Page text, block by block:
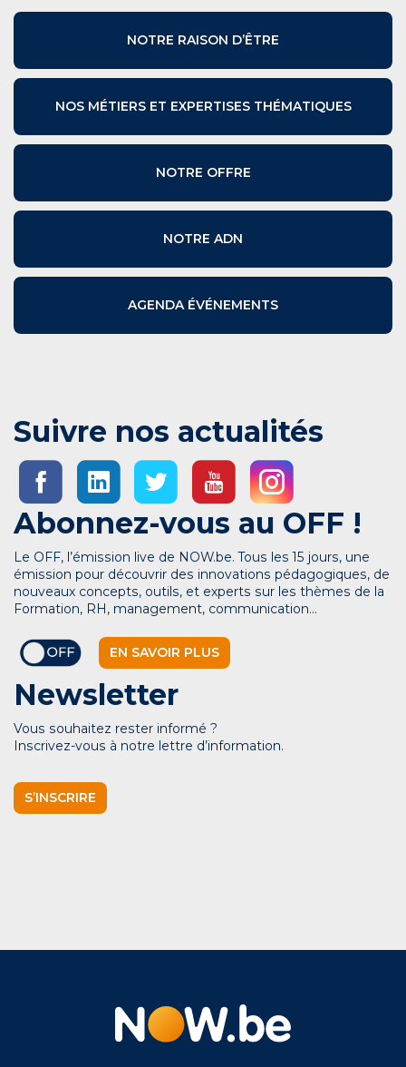
NOTRE RAISON D’ÊTRE
NOS MÉTIERS ET EXPERTISES THÉMATIQUES
NOTRE OFFRE
NOTRE ADN
AGENDA ÉVÉNEMENTS
Suivre nos actualités
Abonnez-vous au OFF !
Le OFF, l’émission live de NOW.be. Tous les 15 jours, une
émission pour découvrir des innovations pédagogiques, de
nouveaux concepts, outils, et experts sur les thèmes de la
Formation, RH, management, communication…
EN SAVOIR PLUS
Newsletter
Vous souhaitez rester informé ?
Inscrivez-vous à notre lettre d’information.
S’INSCRIRE